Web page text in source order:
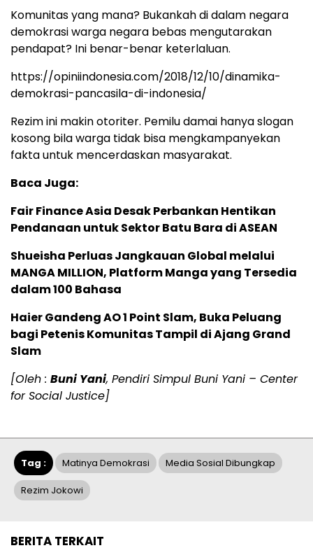
Komunitas yang mana? Bukankah di dalam negara
demokrasi warga negara bebas mengutarakan
pendapat? Ini benar-benar keterlaluan.
https://opiniindonesia.com/2018/12/10/dinamika-
demokrasi-pancasila-di-indonesia/
Rezim ini makin otoriter. Pemilu damai hanya slogan
kosong bila warga tidak bisa mengkampanyekan
fakta untuk mencerdaskan masyarakat.
Baca Juga:
Fair Finance Asia Desak Perbankan Hentikan
Pendanaan untuk Sektor Batu Bara di ASEAN
Shueisha Perluas Jangkauan Global melalui
MANGA MILLION, Platform Manga yang Tersedia
dalam 100 Bahasa
Haier Gandeng AO 1 Point Slam, Buka Peluang
bagi Petenis Komunitas Tampil di Ajang Grand
Slam
[Oleh : Buni Yani, Pendiri Simpul Buni Yani – Center
for Social Justice]
Tag : Matinya Demokrasi Media Sosial Dibungkap
Rezim Jokowi
BERITA TERKAIT